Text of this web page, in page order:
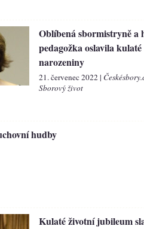
Oblíbená sbormistryně a
pedagožka oslavila kulaté
narozeniny
21. červenec 2022 |
Sborový život
hudby
Kulaté životní jubileum